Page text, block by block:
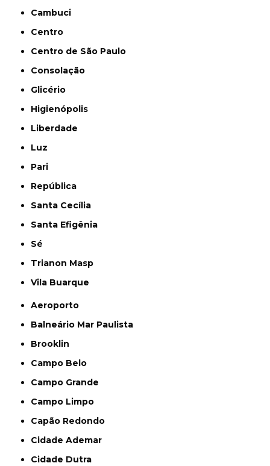
Cambuci
Centro
Centro de São Paulo
Consolação
Glicério
Higienópolis
Liberdade
Luz
Pari
República
Santa Cecília
Santa Efigênia
Sé
Trianon Masp
Vila Buarque
Aeroporto
Balneário Mar Paulista
Brooklin
Campo Belo
Campo Grande
Campo Limpo
Capão Redondo
Cidade Ademar
Cidade Dutra